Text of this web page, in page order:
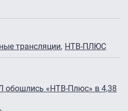
трансляции НТВ-ПЛЮС
обошлись «НТВ-Плюс» в 4,38